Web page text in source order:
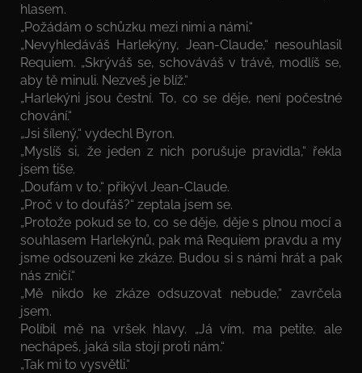
hlasem.
„Požádám o schůzku mezi nimi a námi.“
„Nevyhledáváš Harlekýny, Jean-Claude,“ nesouhlasil
Requiem. „Skrýváš se, schováváš v trávě, modlíš se,
aby tě minuli. Nezveš je blíž.“
„Harlekýni jsou čestní. To, co se děje, není počestné
chování.“
„Jsi šílený,“ vydechl Byron.
„Myslíš si, že jeden z nich porušuje pravidla,“ řekla
jsem tiše.
„Doufám v to,“ přikývl Jean-Claude.
„Proč v to doufáš?“ zeptala jsem se.
„Protože pokud se to, co se děje, děje s plnou mocí a
souhlasem Harlekýnů, pak má Requiem pravdu a my
jsme odsouzeni ke zkáze. Budou si s námi hrát a pak
nás zničí.“
„Mě nikdo ke zkáze odsuzovat nebude,“ zavrčela
jsem.
Políbil mě na vršek hlavy. „Já vím, ma petite, ale
nechápeš, jaká síla stojí proti nám.“
„Tak mi to vysvětli.“